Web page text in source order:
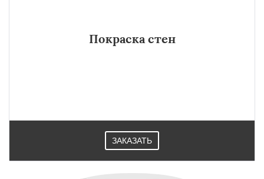
Покраска стен
ЗАКАЗАТЬ